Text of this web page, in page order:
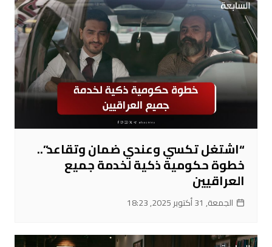
“اشتغل تكسي وعندي ضمان وتقاعد”..
خطوة حكومية ذكية لخدمة جميع
العراقيين
الجمعة, 31 أكتوبر 2025, 18:23